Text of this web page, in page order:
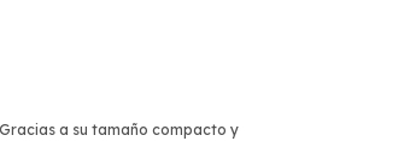
a su tamaño compacto y